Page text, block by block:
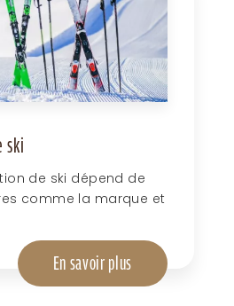
ski
de ski dépend de
comme la marque et
En savoir plus